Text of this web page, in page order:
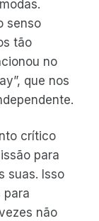
senso
tão
no
que nos
crítico
para
suas. Isso
para
não